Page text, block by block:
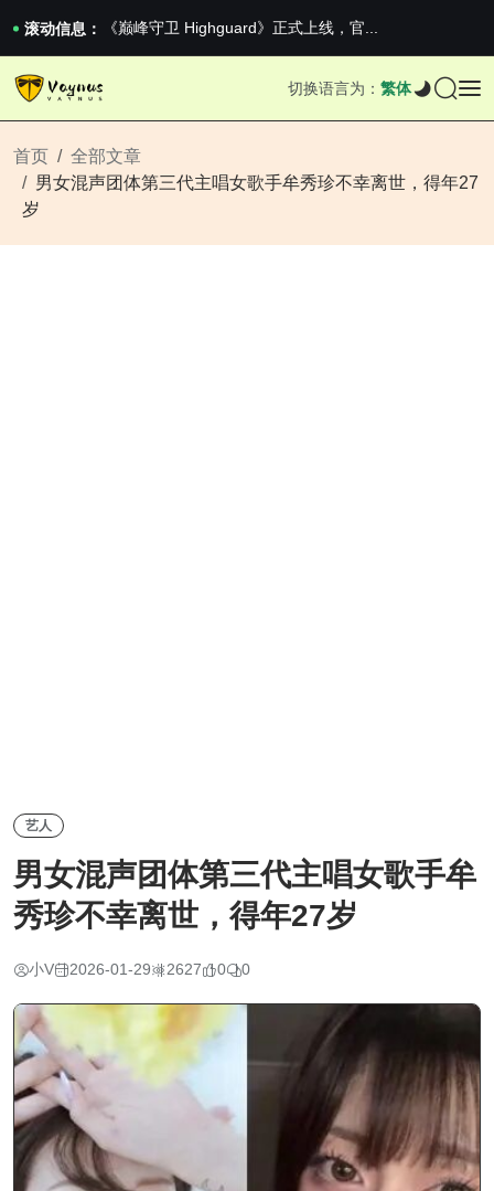
滚动信息：
《巅峰守卫 Highguard》正式上线，官...
男生找对象最重要的是什么？太真实了
2026澳网男单收官：全满贯对上全满亚，德约...
切换语言为： 繁体
首页
全部文章
男女混声团体第三代主唱女歌手牟秀珍不幸离世，得年27
岁
艺人
男女混声团体第三代主唱女歌手牟
秀珍不幸离世，得年27岁
小V 2026-01-29 2627 0 0